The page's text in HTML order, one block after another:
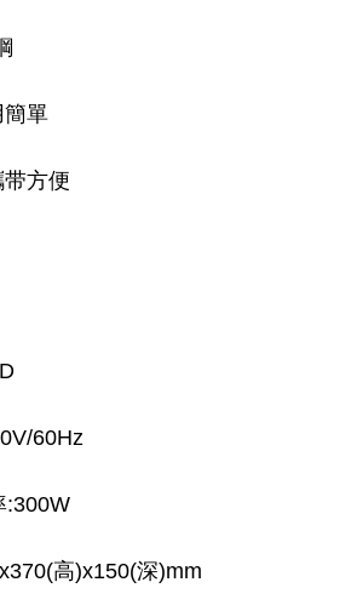
簡單
方便
60Hz
:300W
高)x150(深)mm